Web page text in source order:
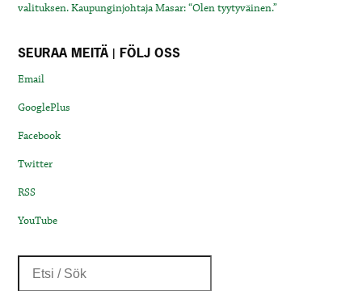
valituksen. Kaupunginjohtaja Masar: “Olen tyytyväinen.”
SEURAA MEITÄ | FÖLJ OSS
Email
GooglePlus
Facebook
Twitter
RSS
YouTube